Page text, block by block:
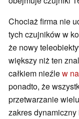
Chociaż firma nie
tych czujników w
że nowy
większy niż ten
całkiem nieźlew
ponadto, że
przetwarzanie
zakres